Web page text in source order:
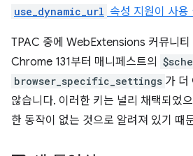
use_dynamic_url 속성 지원이 사용
TPAC 중에 WebExtensions 커뮤니티
Chrome 131부터 매니페스트의
browser_specific_settings 가 더
않습니다. 이러한 키는 널리 채택되었
한 동작이 없는 것으로 알려져 있기 때